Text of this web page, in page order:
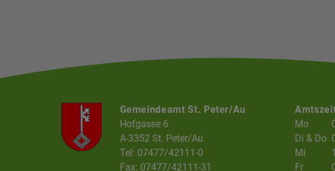
Gemeindeamt St. Peter/Au
Hofgasse 6
A-3352 St. Peter/Au
Tel: 07477/42111-0
Fax: 07477/42111-31
Mo
Di & Do
Mi
Fr